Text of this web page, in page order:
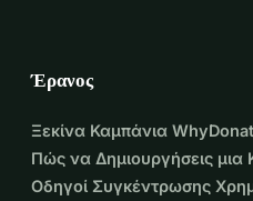
Έρανος
Ξεκίνα Καμπάνια
Πώς να Δημιουργήσεις
Οδηγοί Συγκέντρωσης